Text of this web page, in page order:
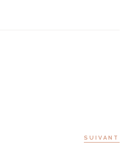
SUIVANT